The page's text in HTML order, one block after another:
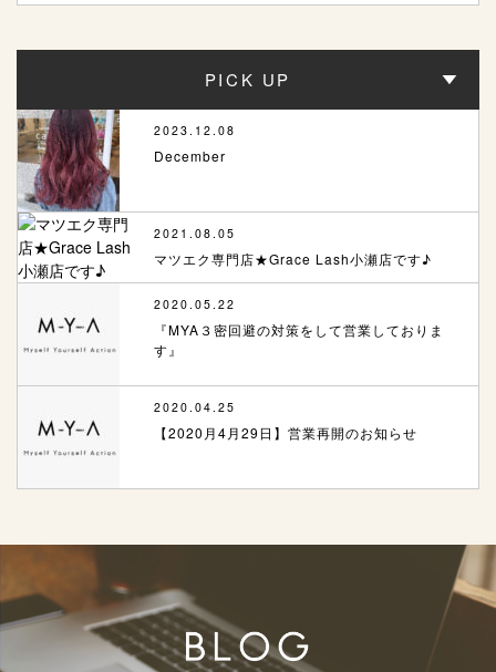
PICK UP
2023.12.08
December
2021.08.05
マツエク専門店★Grace Lash小瀬店です♪
2020.05.22
『MYA３密回避の対策をして営業しておりま
す』
2020.04.25
【2020月4月29日】営業再開のお知らせ